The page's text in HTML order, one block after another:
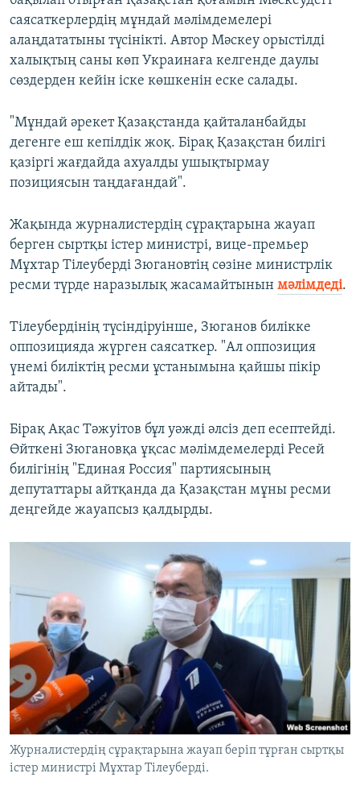
1080p
саясаткерлердің мұндай мәлімдемелері
алаңдататыны түсінікті. Автор Мәскеу орыстілді
халықтың саны көп Украинаға келгенде даулы
сөздерден кейін іске көшкенін еске салады.
"Мұндай әрекет Қазақстанда қайталанбайды
дегенге еш кепілдік жоқ. Бірақ Қазақстан билігі
қазіргі жағдайда ахуалды ушықтырмау
позициясын таңдағандай".
Жақында журналистердің сұрақтарына жауап
берген сыртқы істер министрі, вице-премьер
Мұхтар Тілеуберді Зюгановтің сөзіне министрлік
ресми түрде наразылық жасамайтынын мәлімдеді.
Тілеубердінің түсіндіруінше, Зюганов билікке
оппозицияда жүрген саясаткер. "Ал оппозиция
үнемі биліктің ресми ұстанымына қайшы пікір
айтады".
Бірақ Ақас Тәжуітов бұл уәжді әлсіз деп есептейді.
Өйткені Зюгановқа ұқсас мәлімдемелерді Ресей
билігінің "Единая Россия" партиясының
депутаттары айтқанда да Қазақстан мұны ресми
деңгейде жауапсыз қалдырды.
Журналистердің сұрақтарына жауап беріп тұрған сыртқы
істер министрі Мұхтар Тілеуберді.